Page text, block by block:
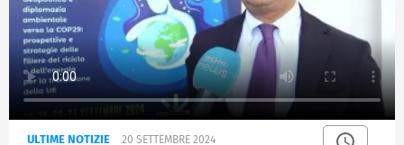
ULTIME NOTIZIE 20 SETTEMBRE 2024